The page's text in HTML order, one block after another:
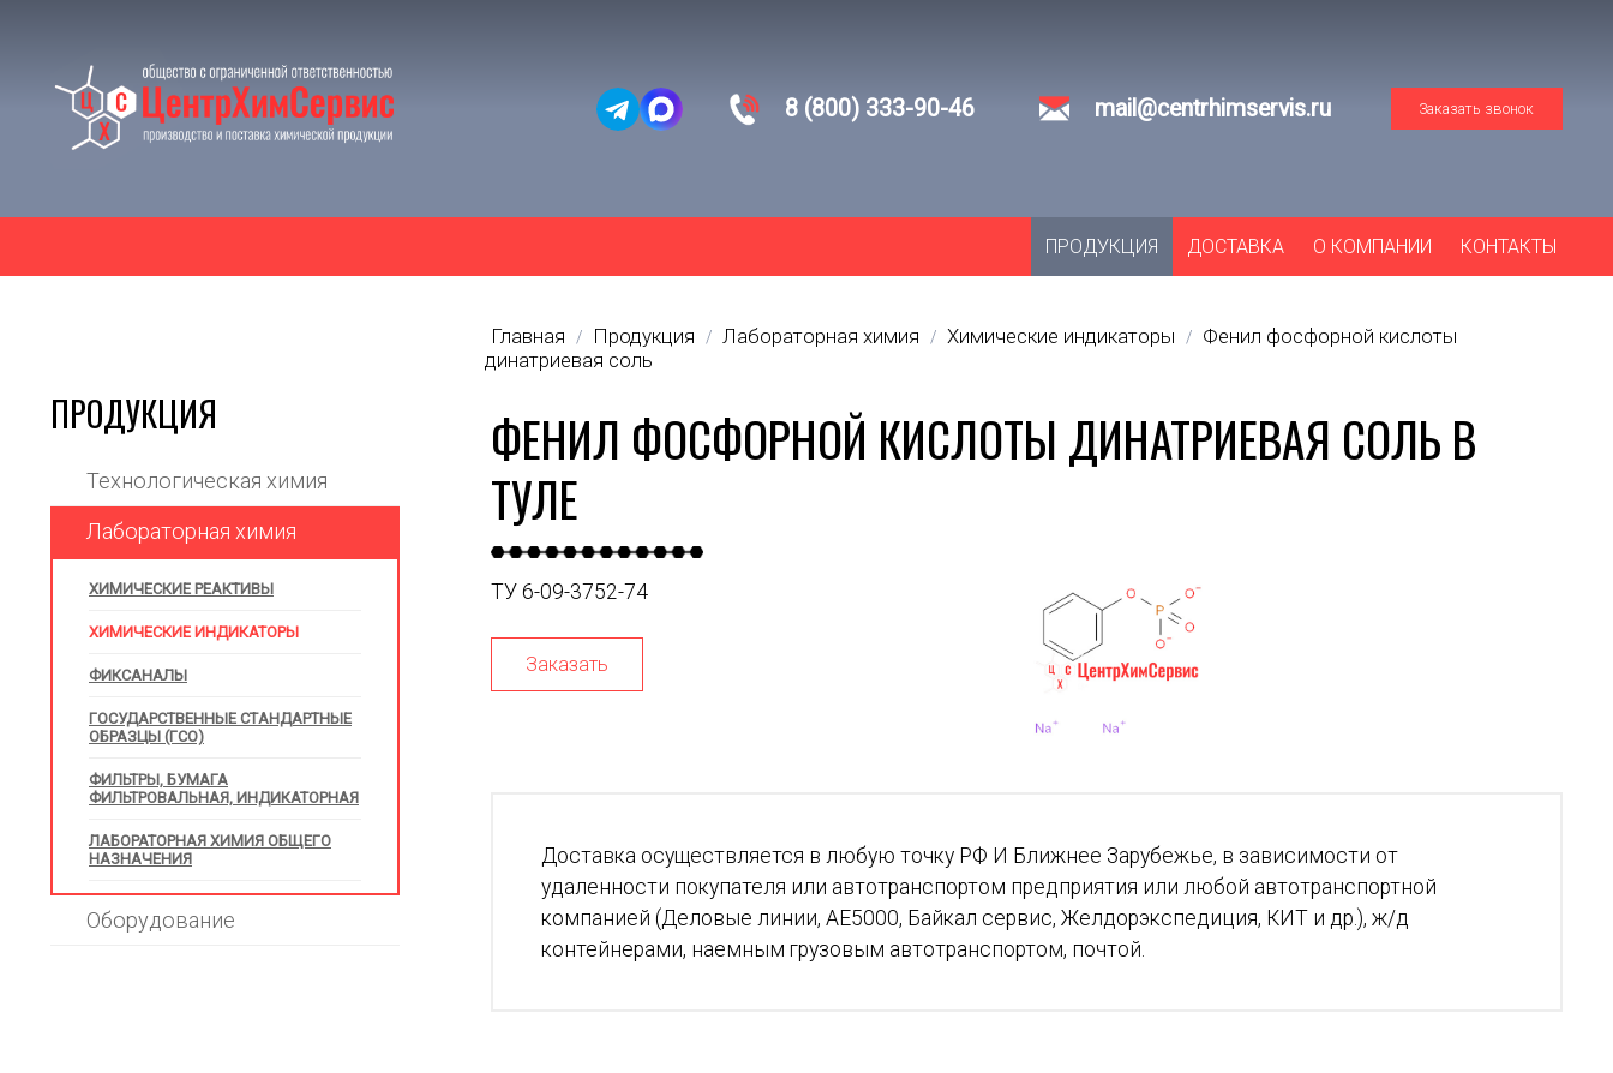
8 (800) 333-90-46 mail@centrhimservis.ru Заказать звонок
ПРОДУКЦИЯ ДОСТАВКА О КОМПАНИИ КОНТАКТЫ
ПРОДУКЦИЯ
Технологическая химия
Лабораторная химия
ХИМИЧЕСКИЕ РЕАКТИВЫ
ХИМИЧЕСКИЕ ИНДИКАТОРЫ
ФИКСАНАЛЫ
ГОСУДАРСТВЕННЫЕ СТАНДАРТНЫЕ
ОБРАЗЦЫ (ГСО)
ФИЛЬТРЫ, БУМАГА
ФИЛЬТРОВАЛЬНАЯ, ИНДИКАТОРНАЯ
ЛАБОРАТОРНАЯ ХИМИЯ ОБЩЕГО
НАЗНАЧЕНИЯ
Оборудование
Главная / Продукция / Лабораторная химия / Химические индикаторы /
Фенил фосфорной кислоты
динатриевая соль
ФЕНИЛ ФОСФОРНОЙ КИСЛОТЫ ДИНАТРИЕВАЯ СОЛЬ В
ТУЛЕ
ТУ 6-09-3752-74
Заказать
Доставка осуществляется в любую точку РФ И Ближнее Зарубежье, в зависимости от
удаленности покупателя или автотранспортом предприятия или любой автотранспортной
компанией (Деловые линии, АЕ5000, Байкал сервис, Желдорэкспедиция, КИТ и др.), ж/д
контейнерами, наемным грузовым автотранспортом, почтой.